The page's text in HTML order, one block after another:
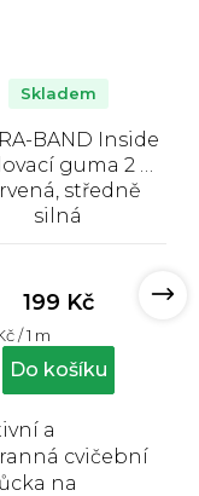
BAND Inside
guma 2 m,
středně
silná
produktu
4,8
Skladem
199 Kč
/ 1 m
Do košíku
a
cvičební
na